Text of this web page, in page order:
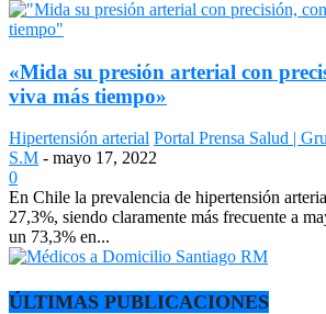
«Mida su presión arterial con
viva más tiempo»
Hipertensión arterial Portal Prensa Salud |
S.M - mayo 17, 2022
0
En Chile la prevalencia de hipertensión
27,3%, siendo claramente más frecuente a
un 73,3% en...
ÚLTIMAS PUBLICACIONES